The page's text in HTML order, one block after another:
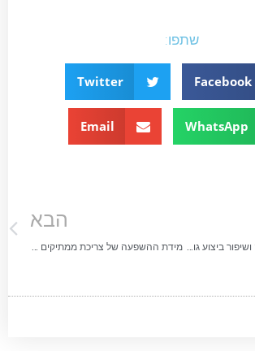
שתפו:
Facebook
Twitter
WhatsApp
Email
הבא